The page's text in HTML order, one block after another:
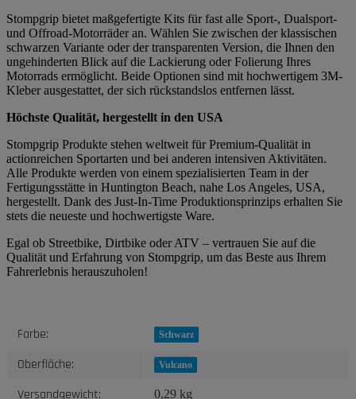
Stompgrip bietet maßgefertigte Kits für fast alle Sport-, Dualsport-
und Offroad-Motorräder an. Wählen Sie zwischen der klassischen
schwarzen Variante oder der transparenten Version, die Ihnen den
ungehinderten Blick auf die Lackierung oder Folierung Ihres
Motorrads ermöglicht. Beide Optionen sind mit hochwertigem 3M-
Kleber ausgestattet, der sich rückstandslos entfernen lässt.
Höchste Qualität, hergestellt in den USA
Stompgrip Produkte stehen weltweit für Premium-Qualität in
actionreichen Sportarten und bei anderen intensiven Aktivitäten.
Alle Produkte werden von einem spezialisierten Team in der
Fertigungsstätte in Huntington Beach, nahe Los Angeles, USA,
hergestellt. Dank des Just-In-Time Produktionsprinzips erhalten Sie
stets die neueste und hochwertigste Ware.
Egal ob Streetbike, Dirtbike oder ATV – vertrauen Sie auf die
Qualität und Erfahrung von Stompgrip, um das Beste aus Ihrem
Fahrerlebnis herauszuholen!
Produkteigenschaft
Wert
Farbe: Schwarz
Oberfläche: Vulcano
Versandgewicht: 0,29 kg